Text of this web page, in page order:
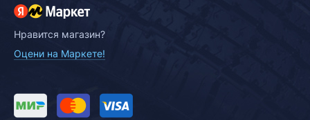
Нравится магазин?
Оцени на Маркете!